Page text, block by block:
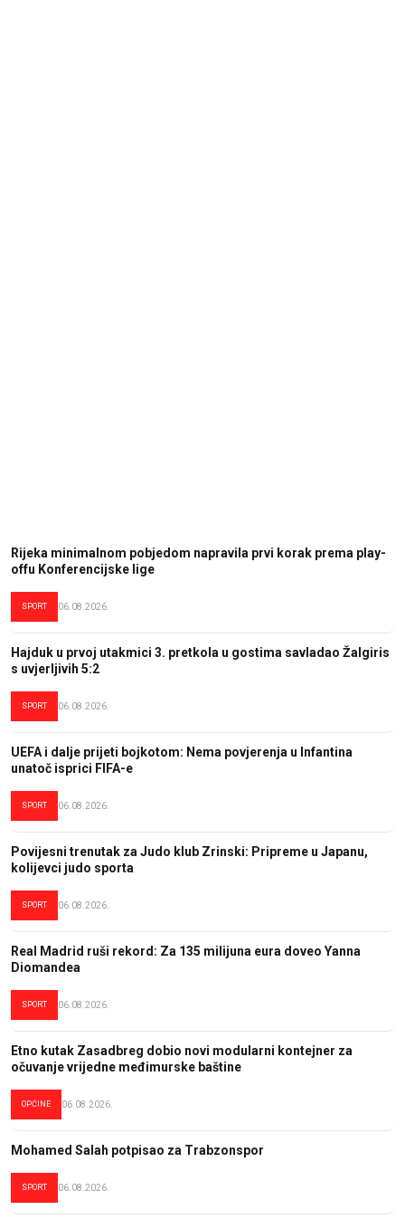
Rijeka minimalnom pobjedom napravila prvi korak prema play-
offu Konferencijske lige
SPORT 06.08.2026.
Hajduk u prvoj utakmici 3. pretkola u gostima savladao Žalgiris
s uvjerljivih 5:2
SPORT 06.08.2026.
UEFA i dalje prijeti bojkotom: Nema povjerenja u Infantina
unatoč isprici FIFA-e
SPORT 06.08.2026.
Povijesni trenutak za Judo klub Zrinski: Pripreme u Japanu,
kolijevci judo sporta
SPORT 06.08.2026.
Real Madrid ruši rekord: Za 135 milijuna eura doveo Yanna
Diomandea
SPORT 06.08.2026.
Etno kutak Zasadbreg dobio novi modularni kontejner za
očuvanje vrijedne međimurske baštine
OPĆINE 06.08.2026.
Mohamed Salah potpisao za Trabzonspor
SPORT 06.08.2026.